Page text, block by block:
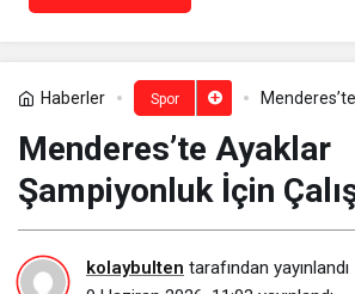
Haberler Spor
Menderes’te Ayaklar
Şampiyonluk İçin
kolaybulten tarafından yayınlandı